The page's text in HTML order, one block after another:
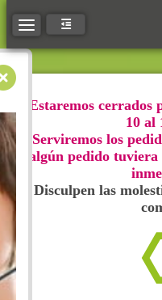
Toggle navigation
Estaremos cerrados
10 al
Serviremos los
algún pedido
Disculpen las